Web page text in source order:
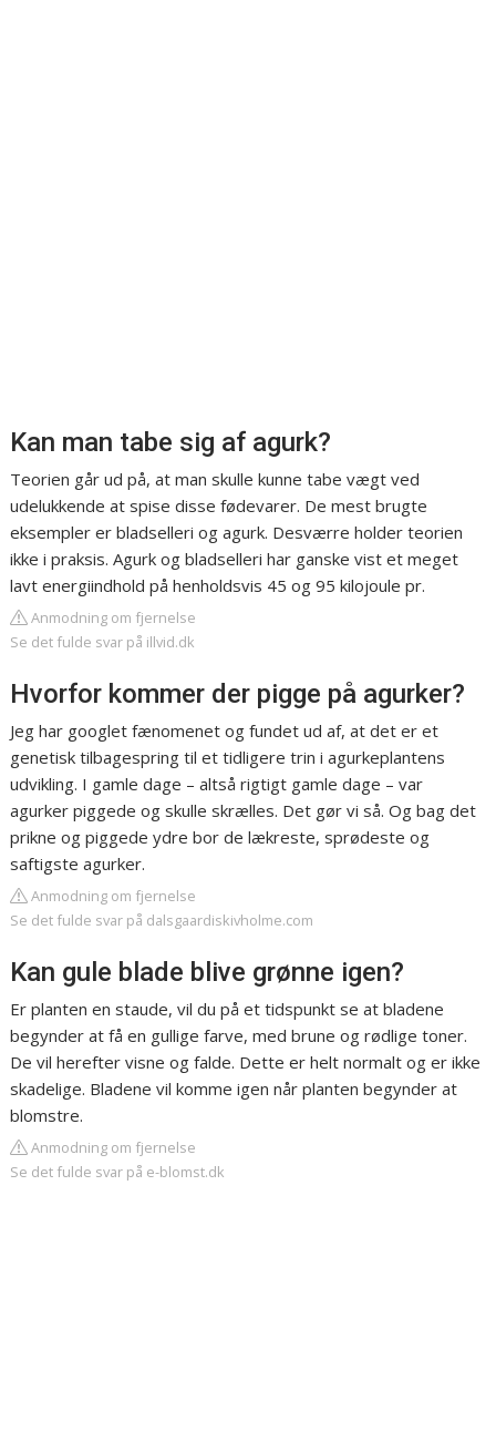
Kan man tabe sig af agurk?
Teorien går ud på, at man skulle kunne tabe vægt ved
udelukkende at spise disse fødevarer. De mest brugte
eksempler er bladselleri og agurk. Desværre holder teorien
ikke i praksis. Agurk og bladselleri har ganske vist et meget
lavt energiindhold på henholdsvis 45 og 95 kilojoule pr.
Anmodning om fjernelse
Se det fulde svar på illvid.dk
Hvorfor kommer der pigge på agurker?
Jeg har googlet fænomenet og fundet ud af, at det er et
genetisk tilbagespring til et tidligere trin i agurkeplantens
udvikling. I gamle dage – altså rigtigt gamle dage – var
agurker piggede og skulle skrælles. Det gør vi så. Og bag det
prikne og piggede ydre bor de lækreste, sprødeste og
saftigste agurker.
Anmodning om fjernelse
Se det fulde svar på dalsgaardiskivholme.com
Kan gule blade blive grønne igen?
Er planten en staude, vil du på et tidspunkt se at bladene
begynder at få en gullige farve, med brune og rødlige toner.
De vil herefter visne og falde. Dette er helt normalt og er ikke
skadelige. Bladene vil komme igen når planten begynder at
blomstre.
Anmodning om fjernelse
Se det fulde svar på e-blomst.dk